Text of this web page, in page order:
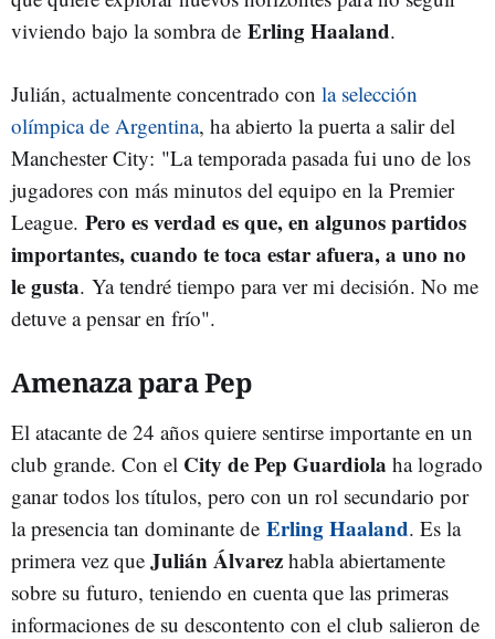
viviendo bajo la sombra de Erling Haaland.
Julián, actualmente concentrado con la selección
olímpica de Argentina, ha abierto la puerta a salir del
Manchester City: "La temporada pasada fui uno de los
jugadores con más minutos del equipo en la Premier
League. Pero es verdad es que, en algunos partidos
importantes, cuando te toca estar afuera, a uno no
le gusta. Ya tendré tiempo para ver mi decisión. No me
detuve a pensar en frío".
Amenaza para Pep
El atacante de 24 años quiere sentirse importante en un
club grande. Con el City de Pep Guardiola ha logrado
ganar todos los títulos, pero con un rol secundario por
la presencia tan dominante de Erling Haaland. Es la
primera vez que Julián Álvarez habla abiertamente
sobre su futuro, teniendo en cuenta que las primeras
informaciones de su descontento con el club salieron de